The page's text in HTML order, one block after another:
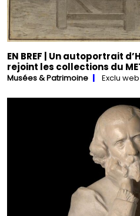
EN BREF | Un autoportrait
rejoint les collections du
Musées & Patrimoine Exclu